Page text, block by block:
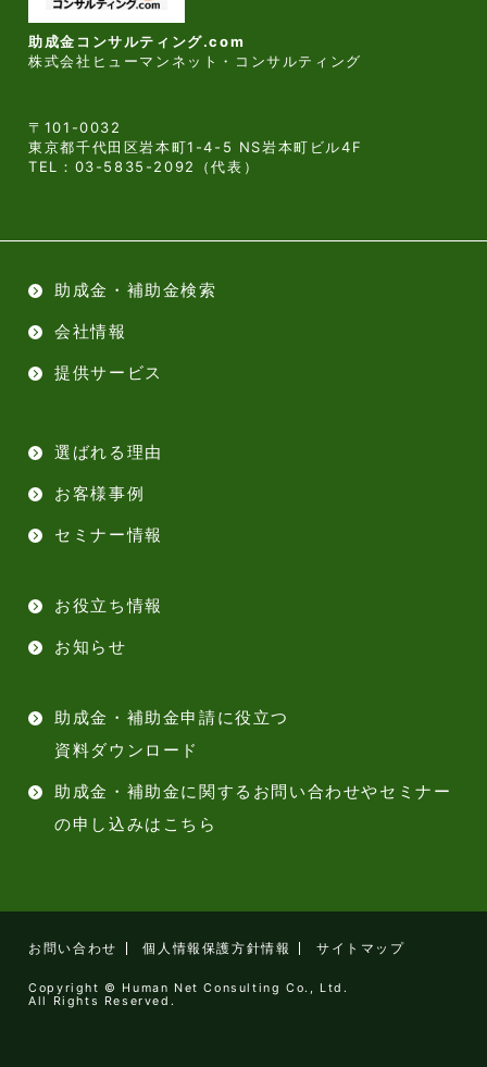
助成金コンサルティング.com
株式会社ヒューマンネット・コンサルティング
〒101-0032
東京都千代田区岩本町1-4-5 NS岩本町ビル4F
TEL： 03-5835-2092 （代表）
助成金・補助金検索
会社情報
提供サービス
選ばれる理由
お客様事例
セミナー情報
お役立ち情報
お知らせ
助成金・補助金申請に役立つ
資料ダウンロード
助成金・補助金に関するお問い合わせやセミナー
の申し込みはこちら
お問い合わせ 個人情報保護方針情報 サイトマップ
Copyright © Human Net Consulting Co., Ltd.
All Rights Reserved.